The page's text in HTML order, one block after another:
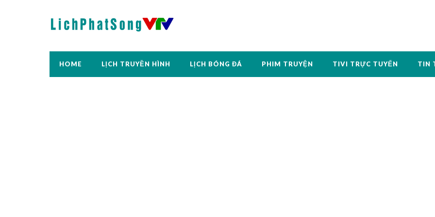
HOME LỊCH TRUYỀN HÌNH LỊCH BÓNG ĐÁ PHIM TRUYỆN TIVI TRỰC TUYẾN TIN